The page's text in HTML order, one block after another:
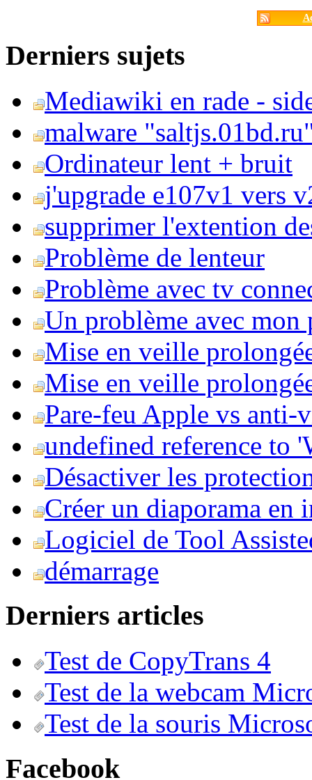
Derniers sujets
Mediawiki en rade -
malware
Ordinateur lent + bruit
j'upgrade e107v1 vers
supprimer l'extention
Problème de lenteur
Problème avec tv
Un problème avec mon
Mise en veille
Mise en veille
Pare-feu Apple vs anti-
undefined reference to
Désactiver les
Créer un diaporama en
Logiciel de Tool
démarrage
Derniers articles
Test de CopyTrans 4
Test de la webcam
Test de la souris
Facebook